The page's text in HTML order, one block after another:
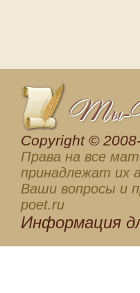
Сopyright ©
Права на все
принадлежат их
Ваши вопросы и
poet.ru
Информация